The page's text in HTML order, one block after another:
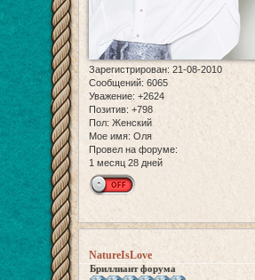
Зарегистрирован: 21-08-2010
Сообщений: 6065
Уважение: +2624
Позитив: +798
Пол: Женский
Мое имя: Оля
Провел на форуме:
1 месяц 28 дней
NatureIsLove
Бриллиант форума